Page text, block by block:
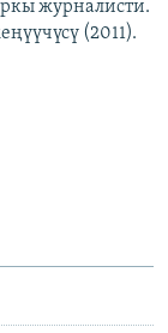
журналисти.
(2011).